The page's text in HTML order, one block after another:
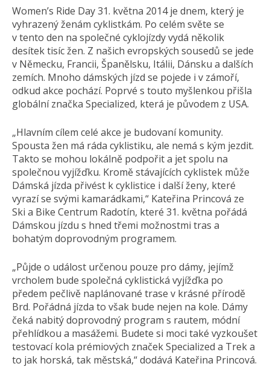
Women’s Ride Day 31. května 2014 je dnem, který je
vyhrazený ženám cyklistkám. Po celém světe se
v tento den na společné cyklojízdy vydá několik
desítek tisíc žen. Z našich evropských sousedů se jede
v Německu, Francii, Španělsku, Itálii, Dánsku a dalších
zemích. Mnoho dámských jízd se pojede i v zámoří,
odkud akce pochází. Poprvé s touto myšlenkou přišla
globální značka Specialized, která je původem z USA.
„Hlavním cílem celé akce je budovaní komunity.
Spousta žen má ráda cyklistiku, ale nemá s kým jezdit.
Takto se mohou lokálně podpořit a jet spolu na
společnou vyjížďku. Kromě stávajících cyklistek může
Dámská jízda přivést k cyklistice i další ženy, které
vyrazí se svými kamarádkami,“ Kateřina Princová ze
Ski a Bike Centrum Radotín, které 31. května pořádá
Dámskou jízdu s hned třemi možnostmi tras a
bohatým doprovodným programem.
„Půjde o událost určenou pouze pro dámy, jejímž
vrcholem bude společná cyklistická vyjížďka po
předem pečlivě naplánované trase v krásné přírodě
Brd. Pořádná jízda to však bude nejen na kole. Dámy
čeká nabitý doprovodný program s rautem, módní
přehlídkou a masážemi. Budete si moci také vyzkoušet
testovací kola prémiových značek Specialized a Trek a
to jak horská, tak městská,“ dodává Kateřina Princová.